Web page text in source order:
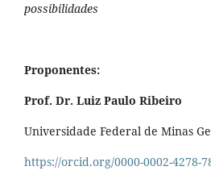
possibilidades
Proponentes:
Prof. Dr. Luiz Paulo Ribeiro
Universidade Federal de Minas
https://orcid.org/0000-0002-4278-